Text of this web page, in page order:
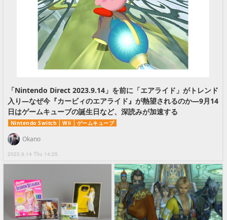
「Nintendo Direct 2023.9.14」を前に「エアライド」がトレンド
入り―なぜ今『カービィのエアライド』が熱望されるのか―9月14
日はゲームキューブの誕生日など、深読みが加速する
Nintendo Switch Wii ゲームキューブ
2023.9.14 Thu 14:25
Okano